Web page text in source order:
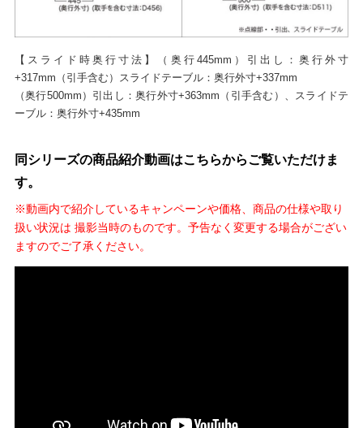
【スライド時奥行寸法】（奥行445mm）引出し：奥行外寸
+317mm（引手含む）スライドテーブル：奥行外寸+337mm
（奥行500mm）引出し：奥行外寸+363mm（引手含む）、スライドテ
ーブル：奥行外寸+435mm
同シリーズの商品紹介動画はこちらからご覧いただけま
す。
※動画内で紹介しているキャンペーンや価格、商品の仕様や取り
扱い状況は 撮影当時のものです。予告なく変更する場合がござい
ますのでご了承ください。